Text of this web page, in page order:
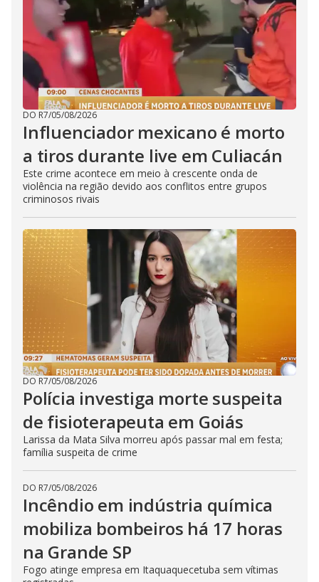
DO R7/05/08/2026
Influenciador mexicano é morto
a tiros durante live em Culiacán
Este crime acontece em meio à crescente onda de
violência na região devido aos conflitos entre grupos
criminosos rivais
DO R7/05/08/2026
Polícia investiga morte suspeita
de fisioterapeuta em Goiás
Larissa da Mata Silva morreu após passar mal em festa;
família suspeita de crime
DO R7/05/08/2026
Incêndio em indústria química
mobiliza bombeiros há 17 horas
na Grande SP
Fogo atinge empresa em Itaquaquecetuba sem vítimas